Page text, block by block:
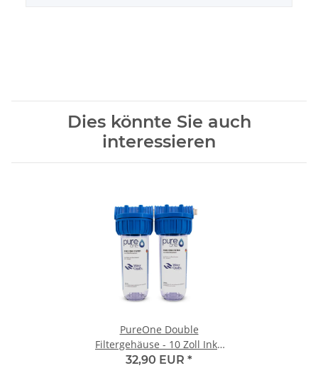
Dies könnte Sie auch
interessieren
PureOne Double
Filtergehäuse - 10 Zoll Inkl.
Doppelnippel und
32,90 EUR *